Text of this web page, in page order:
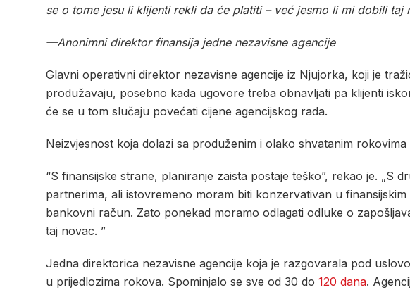
se o tome jesu li klijenti rekli da će platiti – već jesmo li mi dobili taj
—Anonimni direktor finansija jedne nezavisne agencije
Glavni operativni direktor nezavisne agencije iz Njujorka, koji je
produžavaju, posebno kada ugovore treba obnavljati pa klijenti
će se u tom slučaju povećati cijene agencijskog rada.
Neizvjesnost koja dolazi sa produženim i olako shvatanim
“S finansijske strane, planiranje zaista postaje teško”, rekao je. „S
partnerima, ali istovremeno moram biti konzervativan u
bankovni račun. Zato ponekad moramo odlagati odluke o
taj novac. ”
Jedna direktorica nezavisne agencije koja je razgovarala pod
u prijedlozima rokova. Spominjalo se sve od 30 do 120 dana.